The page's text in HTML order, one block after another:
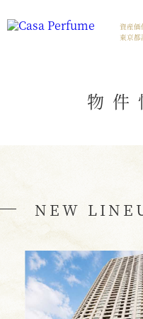
資産価
東京都
物件
NEW